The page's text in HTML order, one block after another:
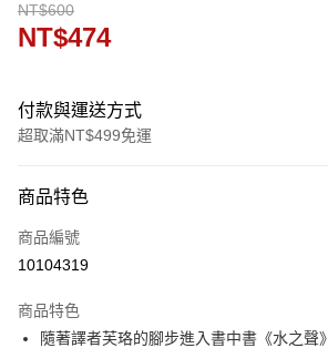
NT$600
NT$474
付款與運送方式
超取滿NT$499免運
信用卡一次付款
運送方式
付款後全家取貨
每筆NT$60，滿NT$499(含以上)免運費
商品特色
商品編號
10104319
商品特色
隨著譯者芙珞的腳步進入書中書《水之聲